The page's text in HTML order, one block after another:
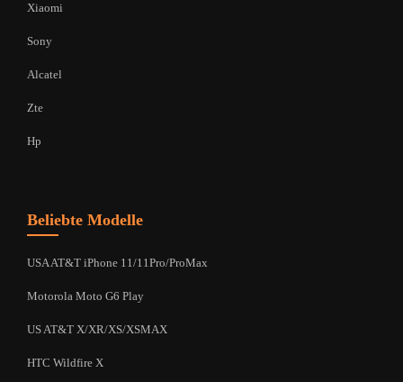
Xiaomi
Sony
Alcatel
Zte
Hp
Beliebte Modelle
USA AT&T iPhone 11/11Pro/ProMax
Motorola Moto G6 Play
US AT&T X/XR/XS/XSMAX
HTC Wildfire X